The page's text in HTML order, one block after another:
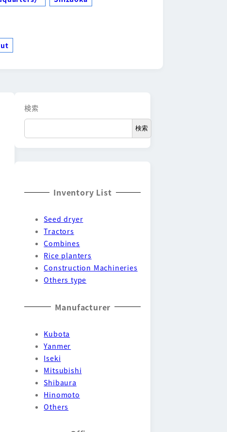
検索
検索
Inventory List
Seed dryer
Tractors
Combines
Rice planters
Construction Machineries
Others type
Manufacturer
Kubota
Yanmer
Iseki
Mitsubishi
Shibaura
Hinomoto
Others